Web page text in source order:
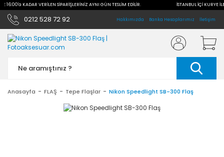
16:00'a KADAR VERİLEN SİPARİŞLERİNİZ AYNI GÜN TESLİM EDİLİR. İSTANBUL İÇİ KURYE
0212 528 72 92 Hakkımızda Banka Hesaplarımız İletişim
Anasayfa FLAŞ Tepe Flaşlar Nikon Speedlight SB-300 Flaş